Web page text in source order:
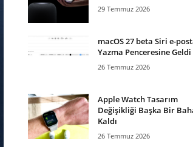
29 Temmuz 2026
macOS 27 beta Siri e-
Yazma Penceresine Geldi
26 Temmuz 2026
Apple Watch Tasarım
Değişikliği Başka Bir
Kaldı
26 Temmuz 2026